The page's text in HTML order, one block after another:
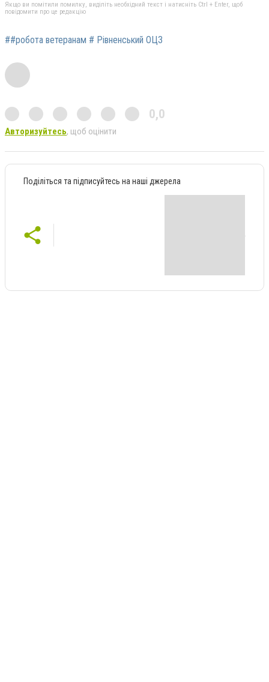
Якщо ви помітили помилку, виділіть необхідний текст і натисніть Ctrl + Enter, щоб
повідомити про це редакцію
##робота ветеранам # Рівненський ОЦЗ
0,0
Авторизуйтесь, щоб оцінити
Поділіться та підписуйтесь на наші джерела